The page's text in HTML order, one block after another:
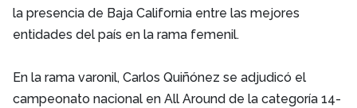
la presencia de Baja California entre las mejores
entidades del país en la rama femenil.
En la rama varonil, Carlos Quiñónez se adjudicó el
campeonato nacional en All Around de la categoría 14-